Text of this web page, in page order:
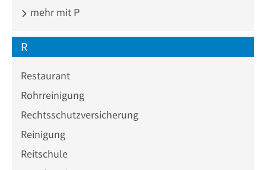
mehr mit P
R
Restaurant
Rohrreinigung
Rechtsschutzversicherung
Reinigung
Reitschule